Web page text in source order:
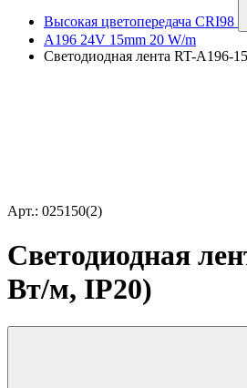
Высокая цветопередача CRI98
A196 24V 15mm 20 W/m
Светодиодная лента RT-A196-
Арт.: 025150(2)
Светодиодная
Вт/м, IP20)